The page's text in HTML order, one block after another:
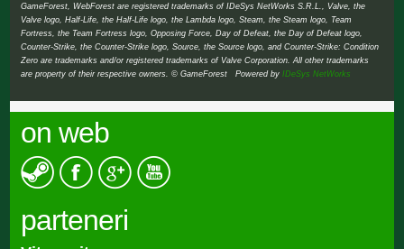
GameForest, WebForest are registered trademarks of IDeSys NetWorks S.R.L., Valve, the
Valve logo, Half-Life, the Half-Life logo, the Lambda logo, Steam, the Steam logo, Team
Fortress, the Team Fortress logo, Opposing Force, Day of Defeat, the Day of Defeat logo,
Counter-Strike, the Counter-Strike logo, Source, the Source logo, and Counter-Strike: Condition
Zero are trademarks and/or registered trademarks of Valve Corporation. All other trademarks
are property of their respective owners. © GameForest Powered byIDeSys NetWorks
on web
parteneri